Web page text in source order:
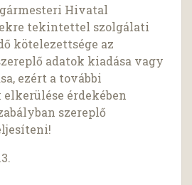
Hivatal
tekintettel szolgálati
kötelezettsége az
adatok kiadása vagy
ezért a további
érdekében
szereplő